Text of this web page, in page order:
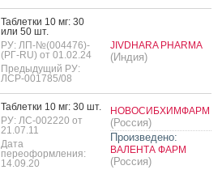
Таб­летки 10 мг: 30
или 50 шт.
РУ: ЛП-№(004476)-
(РГ-RU) от 01.02.24
Предыдущий РУ:
ЛСР-001785/08
JIVDHARA PHARMA
(Индия)
Таб­летки 10 мг: 30 шт.
РУ: ЛС-002220 от
21.07.11
Дата
переоформления:
14.09.20
НОВОСИБХИМФАРМ
(Россия)
Произведено:
ВАЛЕНТА ФАРМ
(Россия)